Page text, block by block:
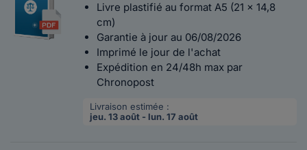
Livre plastifié au format A5 (21 x 14,8
cm)
Garantie à jour au 06/08/2026
Imprimé le jour de l'achat
Expédition en 24/48h max par
Chronopost
Livraison estimée :
jeu. 13 août - lun. 17 août